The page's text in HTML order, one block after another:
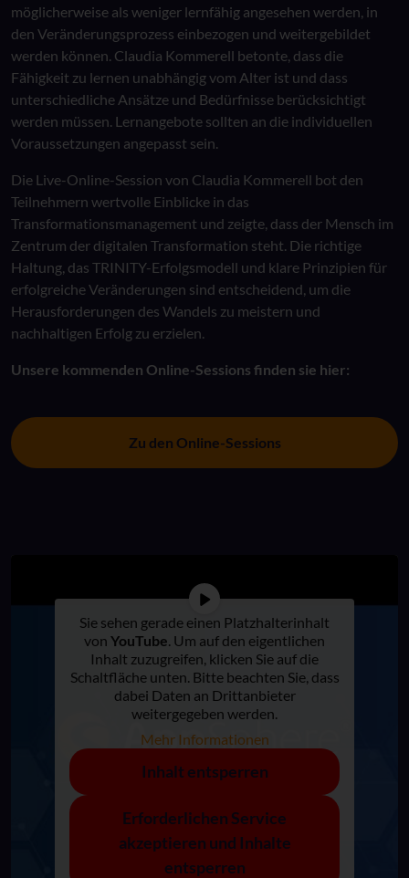
möglicherweise als weniger lernfähig angesehen werden, in
den Veränderungsprozess einbezogen und weitergebildet
werden können. Claudia Kommerell betonte, dass die
Fähigkeit zu lernen unabhängig vom Alter ist und dass
unterschiedliche Ansätze und Bedürfnisse berücksichtigt
werden müssen. Lernangebote sollten an die individuellen
Voraussetzungen angepasst sein.
Die Live-Online-Session von Claudia Kommerell bot den
Teilnehmern wertvolle Einblicke in das
Transformationsmanagement und zeigte, dass der Mensch im
Zentrum der digitalen Transformation steht. Die richtige
Haltung, das TRINITY-Erfolgsmodell und klare Prinzipien für
erfolgreiche Veränderungen sind entscheidend, um die
Herausforderungen des Wandels zu meistern und
nachhaltigen Erfolg zu erzielen.
Unsere kommenden Online-Sessions finden sie hier:
Zu den Online-Sessions
Sie sehen gerade einen Platzhalterinhalt
von YouTube. Um auf den eigentlichen
Inhalt zuzugreifen, klicken Sie auf die
Schaltfläche unten. Bitte beachten Sie, dass
dabei Daten an Drittanbieter
weitergegeben werden.
Mehr Informationen
Inhalt entsperren
Erforderlichen Service
akzeptieren und Inhalte
entsperren